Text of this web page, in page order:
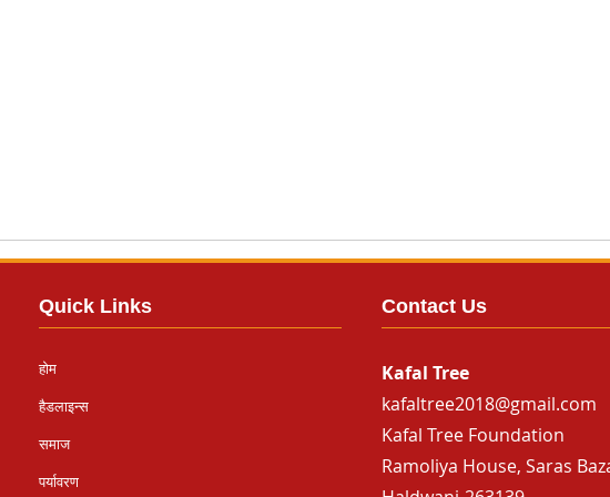
Quick Links
होम
हैडलाइन्स
समाज
पर्यावरण
Contact Us
Kafal Tree
kafaltree2018@gmail.com
Kafal Tree Foundation
Ramoliya House, Saras